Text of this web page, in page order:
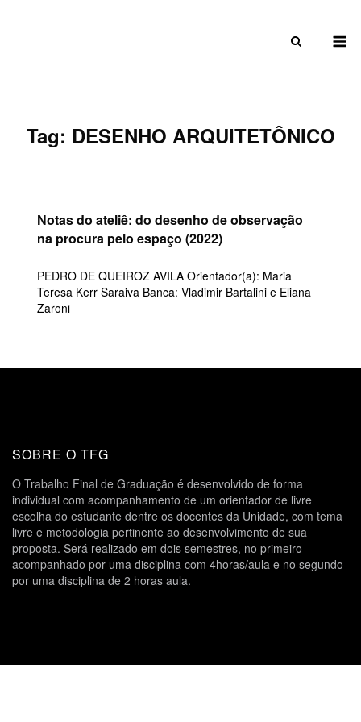
Tag: DESENHO ARQUITETÔNICO
Notas do ateliê: do desenho de observação
na procura pelo espaço (2022)
PEDRO DE QUEIROZ AVILA Orientador(a): Maria
Teresa Kerr Saraiva Banca: Vladimir Bartalini e Eliana
Zaroni
SOBRE O TFG
O Trabalho Final de Graduação é desenvolvido de forma
individual com acompanhamento de um orientador de livre
escolha do estudante dentre os docentes da Unidade, com tema
livre e metodologia pertinente ao desenvolvimento de sua
proposta. Será realizado em dois semestres, no primeiro
acompanhado por uma disciplina com 4horas/aula e no segundo
por uma disciplina de 2 horas aula.